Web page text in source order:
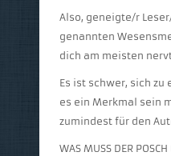
Also, geneigte/r
genannten
dich am meisten
Es ist schwer, sich
es ein Merkmal sein
zumindest für den
WAS MUSS DER